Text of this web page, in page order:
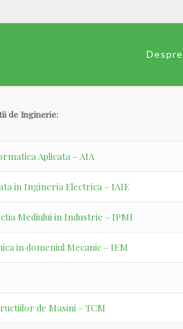
Despre
de Inginerie:
Aplicata – AIA
in Ingineria Electrica – IAIE
Mediului in Industrie – IPMI
in domeniul Mecanic – IEM
de Masini – TCM